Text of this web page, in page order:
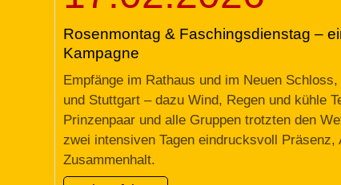
Rosenmontag & Faschingsdienstag –
Kampagne
Empfänge im Rathaus und im Neuen
und Stuttgart – dazu Wind, Regen und kühle
Prinzenpaar und alle Gruppen trotzten den
zwei intensiven Tagen eindrucksvoll Präsenz,
Zusammenhalt.